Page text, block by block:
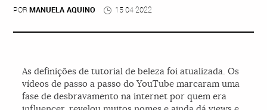
PORMANUELA AQUINO 15 04 2022
As definições de tutorial de beleza foi atualizada. Os
vídeos de passo a passo do YouTube marcaram uma
fase de desbravamento na internet por quem era